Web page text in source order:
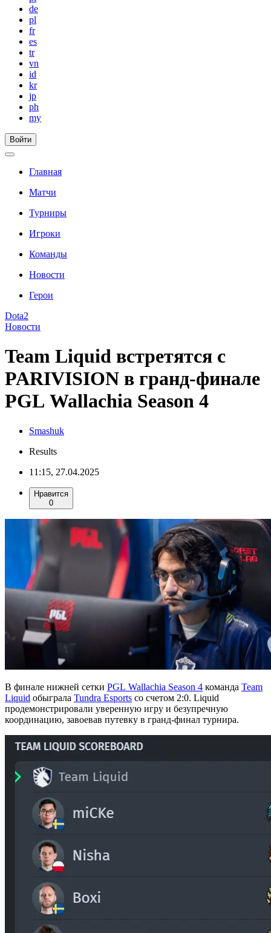
de
pl
fr
es
tr
vn
id
kr
jp
ph
my
Войти
Главная
Матчи
Турниры
Игроки
Команды
Новости
Герои
Dota2
Новости
Team Liquid встретятся с
PARIVISION в гранд-финале
PGL Wallachia Season 4
Smashuk
Results
11:15, 27.04.2025
Нравится
0
В финале нижней сетки PGL Wallachia Season 4 команда Team
Liquid обыграла Tundra Esports со счетом 2:0. Liquid
продемонстрировали уверенную игру и безупречную
координацию, завоевав путевку в гранд-финал турнира.